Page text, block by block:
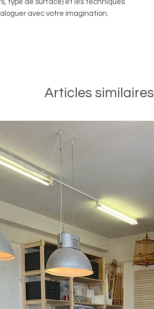
type de surface) et les techniques
avec votre imagination.
Articles similaires